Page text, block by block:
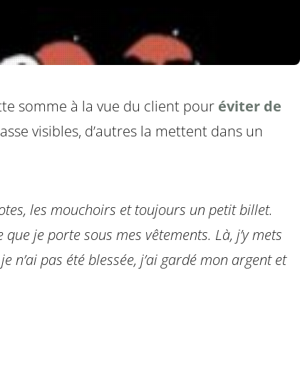
somme à la vue du client pour éviter de
visibles, d’autres la mettent dans un
les mouchoirs et toujours un petit billet.
je porte sous mes vêtements. Là, j’y mets
n’ai pas été blessée, j’ai gardé mon argent et